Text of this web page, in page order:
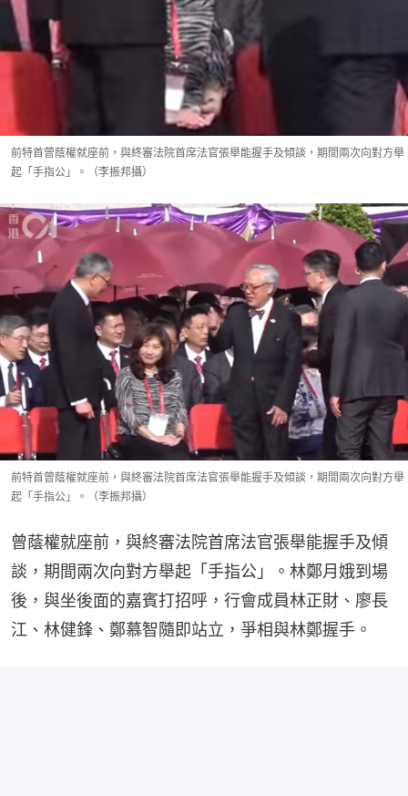
前特首曾蔭權就座前，與終審法院首席法官張舉能握手及傾談，期間兩次向對方舉
起「手指公」。（李振邦攝）
前特首曾蔭權就座前，與終審法院首席法官張舉能握手及傾談，期間兩次向對方舉
起「手指公」。（李振邦攝）
曾蔭權就座前，與終審法院首席法官張舉能握手及傾
談，期間兩次向對方舉起「手指公」。林鄭月娥到場
後，與坐後面的嘉賓打招呼，行會成員林正財、廖長
江、林健鋒、鄭慕智隨即站立，爭相與林鄭握手。